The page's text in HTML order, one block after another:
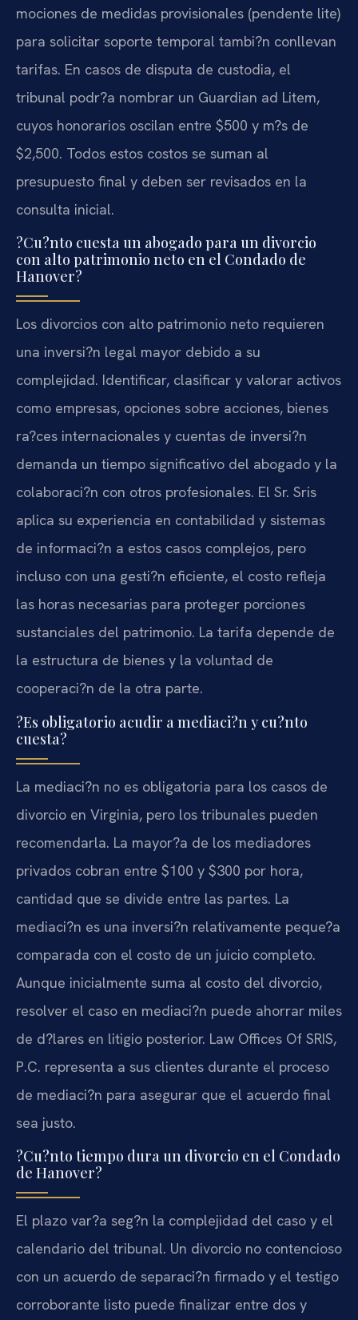
mociones de medidas provisionales (pendente lite)
para solicitar soporte temporal tambi?n conllevan
tarifas. En casos de disputa de custodia, el
tribunal podr?a nombrar un Guardian ad Litem,
cuyos honorarios oscilan entre $500 y m?s de
$2,500. Todos estos costos se suman al
presupuesto final y deben ser revisados en la
consulta inicial.
?Cu?nto cuesta un abogado para un divorcio
con alto patrimonio neto en el Condado de
Hanover?
Los divorcios con alto patrimonio neto requieren
una inversi?n legal mayor debido a su
complejidad. Identificar, clasificar y valorar activos
como empresas, opciones sobre acciones, bienes
ra?ces internacionales y cuentas de inversi?n
demanda un tiempo significativo del abogado y la
colaboraci?n con otros profesionales. El Sr. Sris
aplica su experiencia en contabilidad y sistemas
de informaci?n a estos casos complejos, pero
incluso con una gesti?n eficiente, el costo refleja
las horas necesarias para proteger porciones
sustanciales del patrimonio. La tarifa depende de
la estructura de bienes y la voluntad de
cooperaci?n de la otra parte.
?Es obligatorio acudir a mediaci?n y cu?nto
cuesta?
La mediaci?n no es obligatoria para los casos de
divorcio en Virginia, pero los tribunales pueden
recomendarla. La mayor?a de los mediadores
privados cobran entre $100 y $300 por hora,
cantidad que se divide entre las partes. La
mediaci?n es una inversi?n relativamente peque?a
comparada con el costo de un juicio completo.
Aunque inicialmente suma al costo del divorcio,
resolver el caso en mediaci?n puede ahorrar miles
de d?lares en litigio posterior. Law Offices Of SRIS,
P.C. representa a sus clientes durante el proceso
de mediaci?n para asegurar que el acuerdo final
sea justo.
?Cu?nto tiempo dura un divorcio en el Condado
de Hanover?
El plazo var?a seg?n la complejidad del caso y el
calendario del tribunal. Un divorcio no contencioso
con un acuerdo de separaci?n firmado y el testigo
corroborante listo puede finalizar entre dos y